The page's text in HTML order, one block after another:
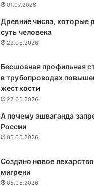
01.07.2026
Древние числа, которые
суть человека
22.05.2026
Бесшовная профильная
в трубопроводах
жесткости
22.05.2026
А почему ашваганда
России
05.05.2026
Создано новое
мигрени
05.05.2026